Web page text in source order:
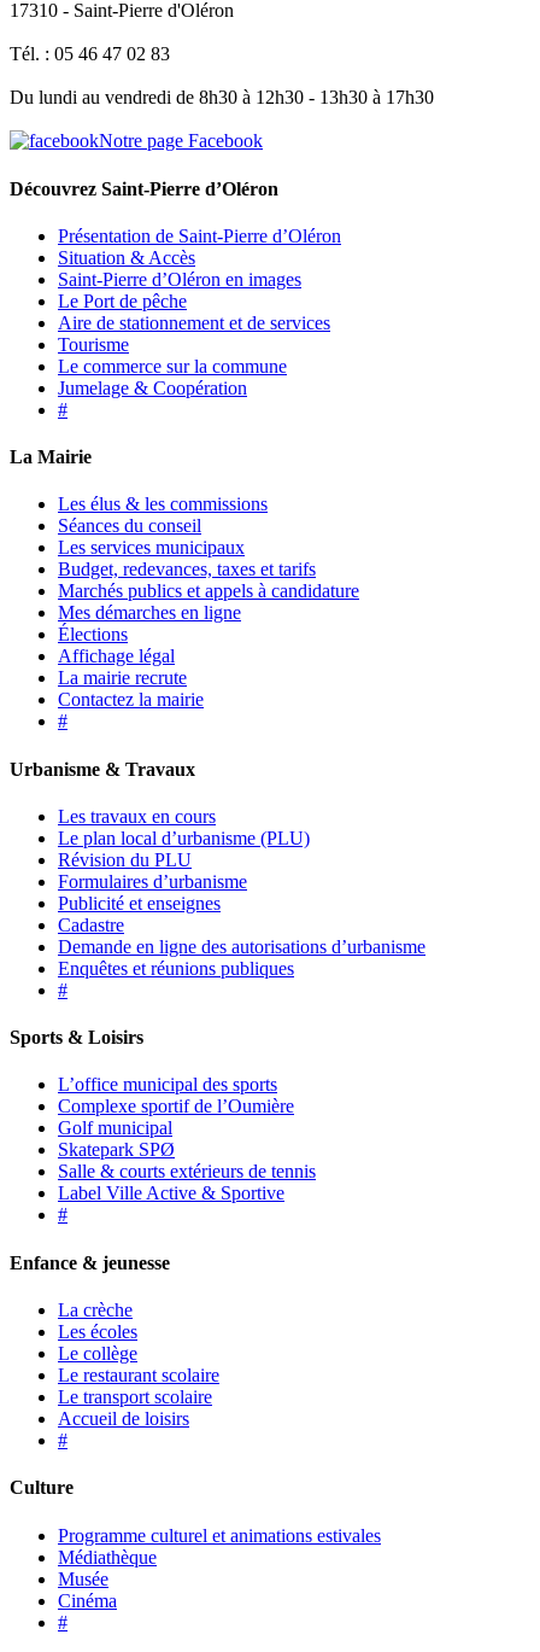
17310 - Saint-Pierre d'Oléron
Tél. : 05 46 47 02 83
Du lundi au vendredi de 8h30 à 12h30 - 13h30 à 17h30
Notre page Facebook
Découvrez Saint-Pierre d’Oléron
Présentation de Saint-Pierre d’Oléron
Situation & Accès
Saint-Pierre d’Oléron en images
Le Port de pêche
Aire de stationnement et de services
Tourisme
Le commerce sur la commune
Jumelage & Coopération
#
La Mairie
Les élus & les commissions
Séances du conseil
Les services municipaux
Budget, redevances, taxes et tarifs
Marchés publics et appels à candidature
Mes démarches en ligne
Élections
Affichage légal
La mairie recrute
Contactez la mairie
#
Urbanisme & Travaux
Les travaux en cours
Le plan local d’urbanisme (PLU)
Révision du PLU
Formulaires d’urbanisme
Publicité et enseignes
Cadastre
Demande en ligne des autorisations d’urbanisme
Enquêtes et réunions publiques
#
Sports & Loisirs
L’office municipal des sports
Complexe sportif de l’Oumière
Golf municipal
Skatepark SPØ
Salle & courts extérieurs de tennis
Label Ville Active & Sportive
#
Enfance & jeunesse
La crèche
Les écoles
Le collège
Le restaurant scolaire
Le transport scolaire
Accueil de loisirs
#
Culture
Programme culturel et animations estivales
Médiathèque
Musée
Cinéma
#